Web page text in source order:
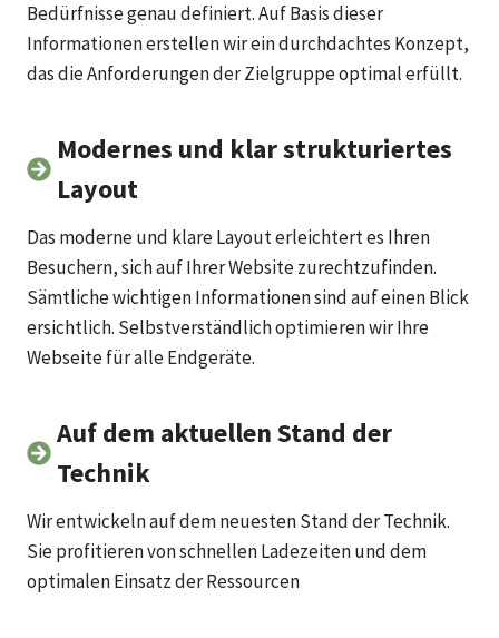
Bedürfnisse genau definiert. Auf Basis dieser
Informationen erstellen wir ein durchdachtes Konzept,
das die Anforderungen der Zielgruppe optimal erfüllt.
Modernes und klar strukturiertes
Layout
Das moderne und klare Layout erleichtert es Ihren
Besuchern, sich auf Ihrer Website zurechtzufinden.
Sämtliche wichtigen Informationen sind auf einen Blick
ersichtlich. Selbstverständlich optimieren wir Ihre
Webseite für alle Endgeräte.
Auf dem aktuellen Stand der
Technik
Wir entwickeln auf dem neuesten Stand der Technik.
Sie profitieren von schnellen Ladezeiten und dem
optimalen Einsatz der Ressourcen